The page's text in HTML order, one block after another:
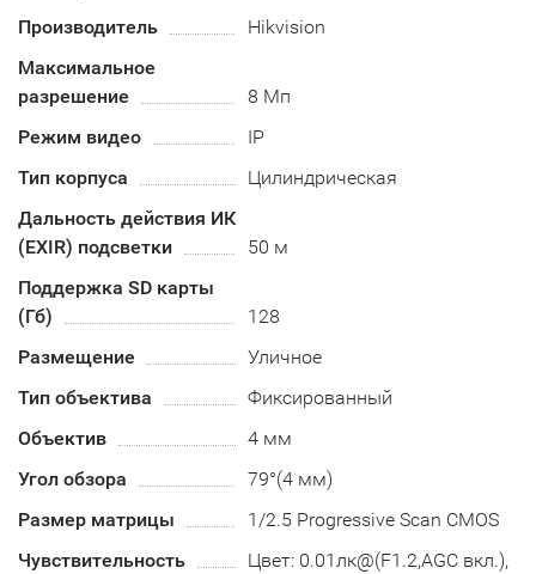
Производитель
Hikvision
Максимальное
разрешение
8 Мп
Режим видео
IP
Тип корпуса
Цилиндрическая
Дальность действия ИК
(EXIR) подсветки
50 м
Поддержка SD карты
(Гб)
128
Размещение
Уличное
Тип объектива
Фиксированный
Объектив
4 мм
Угол обзора
79°(4 мм)
Размер матрицы
1/2.5 Progressive Scan CMOS
Чувствительность
Цвет: 0.01лк@(F1.2,AGC вкл.),